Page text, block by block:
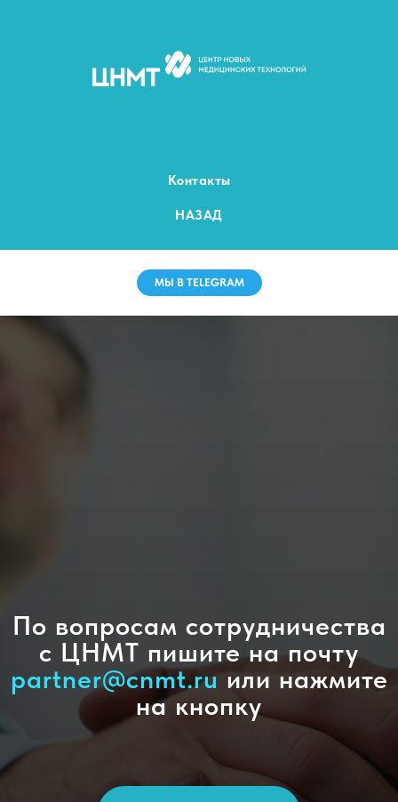
Контакты
НАЗАД
МЫ В TELEGRAM
По вопросам сотрудничества
с ЦНМТ пишите на почту
partner@cnmt.ru или нажмите
на кнопку